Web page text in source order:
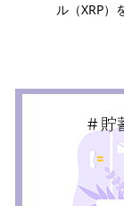
ル（XRP）